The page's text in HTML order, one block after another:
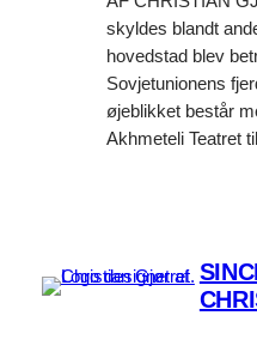
skyldes blandt
hovedstad blev
Sovjetunionens
øjeblikket består
Akhmeteli Teatret